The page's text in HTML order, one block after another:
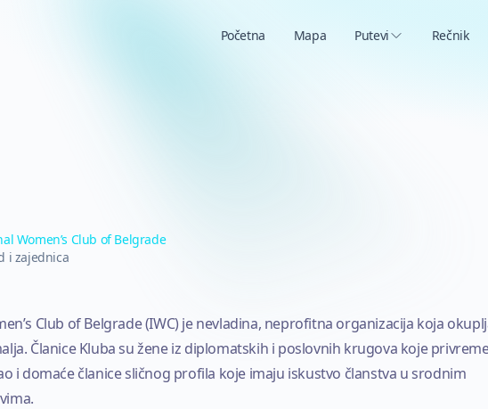
Početna Mapa Putevi Rečnik
Women’s Club of Belgrade
i zajednica
Club of Belgrade (IWC) je nevladina, neprofitna organizacija koja
Članice Kluba su žene iz diplomatskih i poslovnih krugova koje
i domaće članice sličnog profila koje imaju iskustvo članstva u srodnim